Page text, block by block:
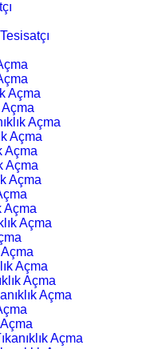
Açma
Açma
Açma
Açma
Açma
Açma
Açma
Açma
Açma
Açma
Açma
Açma
Açma
Açma